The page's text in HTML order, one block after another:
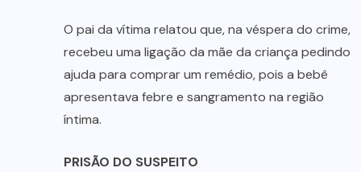
O pai da vítima relatou que, na véspera do crime,
recebeu uma ligação da mãe da criança pedindo
ajuda para comprar um remédio, pois a bebê
apresentava febre e sangramento na região
íntima.
PRISÃO DO SUSPEITO